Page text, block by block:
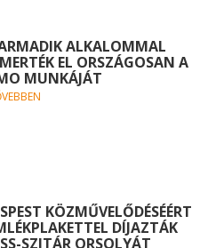
ALKALOMMAL
EL ORSZÁGOSAN A
MUNKÁJÁT
KÖZMŰVELŐDÉSÉÉRT
DÍJAZTÁK
SZITÁR ORSOLYÁT